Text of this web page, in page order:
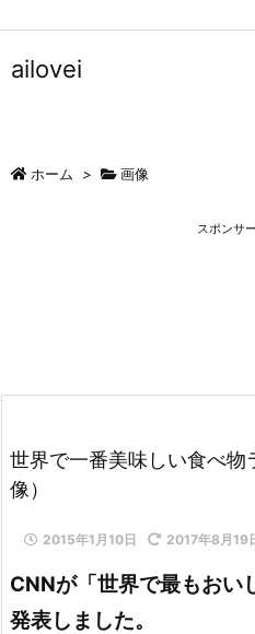
ailovei
ホーム > 画像
スポンサ
世界で一番美味しい食べ
像）
2015年1月10日 2017年8月19
CNNが「世界で最もおい
発表しました。